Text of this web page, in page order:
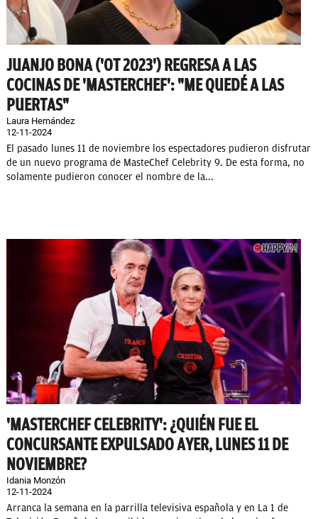
JUANJO BONA ('OT 2023') REGRESA A LAS
COCINAS DE 'MASTERCHEF': "ME QUEDÉ A LAS
PUERTAS"
Laura Hernández
12-11-2024
El pasado lunes 11 de noviembre los espectadores pudieron disfrutar
de un nuevo programa de MasteChef Celebrity 9. De esta forma, no
solamente pudieron conocer el nombre de la...
'MASTERCHEF CELEBRITY': ¿QUIÉN FUE EL
CONCURSANTE EXPULSADO AYER, LUNES 11 DE
NOVIEMBRE?
Idania Monzón
12-11-2024
Arranca la semana en la parrilla televisiva española y en La 1 de